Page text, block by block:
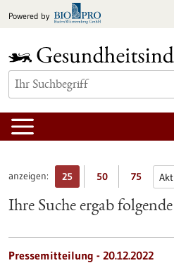
Inhalt
Powered by
anzeigen: 25 50 75
Ihre Suche ergab
Pressemitteilung - 20.12.2022